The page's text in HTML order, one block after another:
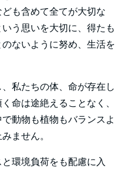
も含めて全てが大切な
う思いを大切に、得たも
ないように努め、生活を
私たちの体、命が存在し
命は途絶えることなく、
動物も植物もバランスよ
ません。
環境負荷をも配慮に入